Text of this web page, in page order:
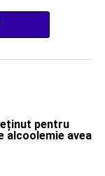
pentru
alcoolemie avea